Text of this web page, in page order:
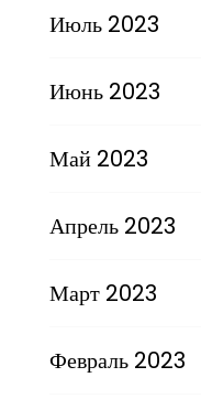
Июль 2023
Июнь 2023
Май 2023
Апрель 2023
Март 2023
Февраль 2023